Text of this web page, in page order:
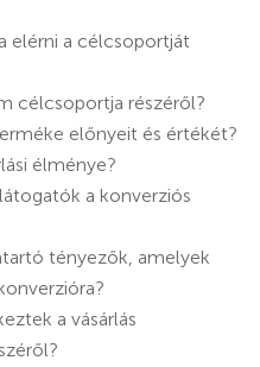
elérni a célcsoportját
célcsoportja részéről?
előnyeit és értékét?
élménye?
a konverziós
tényezők, amelyek
a vásárlás